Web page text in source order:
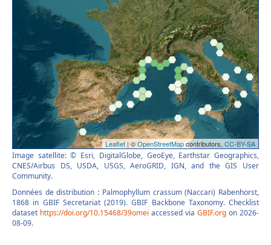
Image satellite: © Esri, DigitalGlobe, GeoEye, Earthstar Geographics,
CNES/Airbus DS, USDA, USGS, AeroGRID, IGN, and the GIS User
Community.
Données de distribution : Palmophyllum crassum (Naccari) Rabenhorst,
1868 in GBIF Secretariat (2019). GBIF Backbone Taxonomy. Checklist
dataset https://doi.org/10.15468/39omei accessed via GBIF.org on 2026-
08-09.